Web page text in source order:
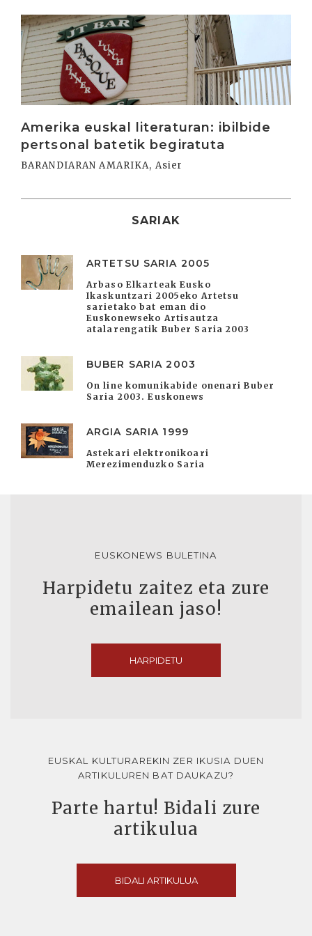
Amerika euskal literaturan: ibilbide
pertsonal batetik begiratuta
BARANDIARAN AMARIKA, Asier
Irakurri
SARIAK
ARTETSU SARIA 2005
Arbaso Elkarteak Eusko
Ikaskuntzari 2005eko Artetsu
sarietako bat eman dio
Euskonewseko Artisautza
atalarengatik Buber Saria 2003
BUBER SARIA 2003
On line komunikabide onenari Buber
Saria 2003. Euskonews
ARGIA SARIA 1999
Astekari elektronikoari
Merezimenduzko Saria
EUSKONEWS BULETINA
Harpidetu zaitez eta zure
emailean jaso!
HARPIDETU
EUSKAL KULTURAREKIN ZER IKUSIA DUEN
ARTIKULUREN BAT DAUKAZU?
Parte hartu! Bidali zure
artikulua
BIDALI ARTIKULUA